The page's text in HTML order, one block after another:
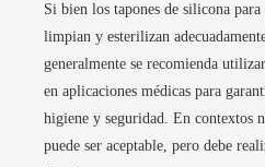
Si bien los tapones de silicona
limpian y esterilizan
generalmente se recomienda
en aplicaciones médicas para
higiene y seguridad. En contextos
puede ser aceptable, pero debe